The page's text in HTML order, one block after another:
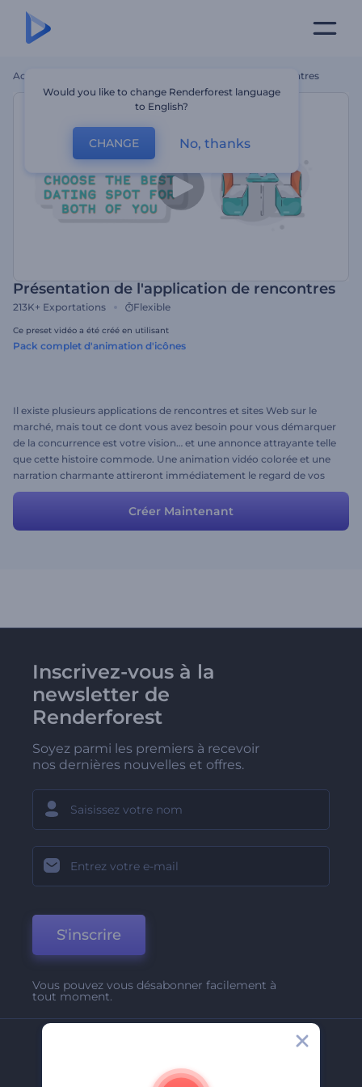
Accueil Présentation De L'application De Rencontres
Présentation de l'application de rencontres
213K+ Exportations Flexible
Ce preset vidéo a été créé en utilisant
Pack complet d'animation d'icônes
Il existe plusieurs applications de rencontres et sites Web sur le
marché, mais tout ce dont vous avez besoin pour vous démarquer
de la concurrence est votre vision… et une annonce attrayante telle
que cette histoire commode. Une animation vidéo colorée et une
narration charmante attireront immédiatement le regard de vos
utilisateurs cibles. Ajoutez simplement un peu de votre touche
créative et des détails plus personnalisés et voilà!
Créer Maintenant
Inscrivez-vous à la
newsletter de
Renderforest
Soyez parmi les premiers à recevoir
nos dernières nouvelles et offres.
S'inscrire
Vous pouvez vous désabonner facilement à
tout moment.
A Propos De Nous
Would you like to change Renderforest language
to English?
CHANGE No, thanks